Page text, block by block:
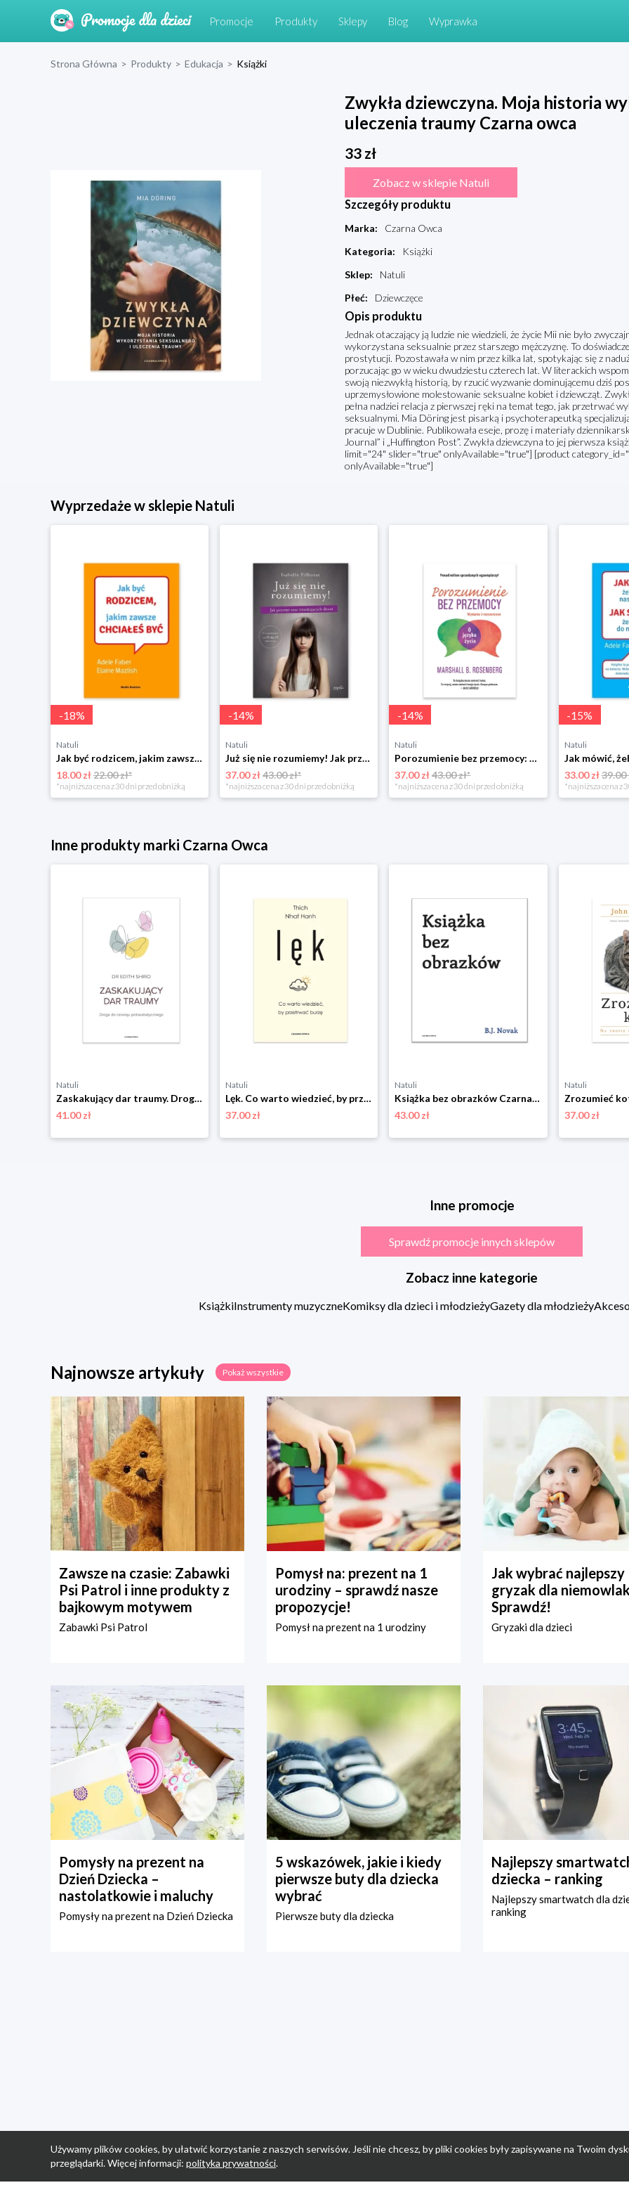
Promocje Produkty Sklepy Blog Wyprawka
Strona Główna > Produkty > Edukacja > Książki
Zwykła dziewczyna. Moja historia
uleczenia traumy Czarna owca
33zł
Zobacz w sklepie Natuli
Szczegóły produktu
Marka:
Czarna Owca
Kategoria:
Książki
Sklep:
Natuli
Płeć: Dziewczęce
Opis produktu
Jednak otaczający ją ludzie nie wiedzieli, że życie Mii nie było
wykorzystana seksualnie przez starszego mężczyznę. To
prostytucji. Pozostawała w nim przez kilka lat, spotykając się z
porzucając go w wieku dwudziestu czterech lat. W literackich
swoją niezwykłą historią, by rzucić wyzwanie dominującemu dziś
uprzemysłowione molestowanie seksualne kobiet i dziewcząt.
pełna nadziei relacja z pierwszej ręki na temat tego, jak przetrwać
seksualnymi. Mia Döring jest pisarką i psychoterapeutką
pracuje w Dublinie. Publikowała eseje, prozę i materiały
Journal” i „Huffington Post”. Zwykła dziewczyna to jej pierwsza
limit="24" slider="true" onlyAvailable="true"] [product
onlyAvailable="true"]
Wyprzedaże w sklepie Natuli
-18%
Natuli
Jak być rodzicem, jakim zawsze chciałeś być Media rodzina
18.00 zł22.00 zł*
*najniższa cena z 30 dni przed obniżką
-14%
Natuli
Już się nie rozumiemy! Jak przeżyć czas trzaskających drzwi Esprit
37.00 zł43.00 zł*
*najniższa cena z 30 dni przed obniżką
-14%
Natuli
Porozumienie bez przemocy: o języku życia Czarna owca
37.00 zł43.00 zł*
*najniższa cena z 30 dni przed obniżką
-15%
Natuli
33.00 zł39.00
*najniższa cena z
Inne produkty marki Czarna Owca
Natuli
Zaskakujący dar traumy. Droga do rozwoju potraumatycznego Czarna owca
41.00 zł
Natuli
Lęk. Co warto wiedzieć, by przetrwać burzę Czarna owca
37.00 zł
Natuli
Książka bez obrazków Czarna owca
43.00 zł
Natuli
37.00 zł
Inne promocje
Sprawdź promocje innych sklepów
Zobacz inne kategorie
KsiążkiInstrumenty muzyczneKomiksy dla dzieci i młodzieżyGazety dla młodzieży
Najnowsze artykuły Pokaż wszystkie
Zawsze na czasie: Zabawki
Psi Patrol i inne produkty z
bajkowym motywem
Zabawki Psi Patrol
Pomysł na: prezent na 1
urodziny – sprawdź nasze
propozycje!
Pomysł na prezent na 1 urodziny
Jak wybrać najlepszy
gryzak dla
Sprawdź!
Gryzaki dla dzieci
Pomysły na prezent na
Dzień Dziecka –
nastolatkowie i maluchy
Pomysły na prezent na Dzień Dziecka
5 wskazówek, jakie i kiedy
pierwsze buty dla dziecka
wybrać
Pierwsze buty dla dziecka
Najlepszy
dziecka – ranking
Najlepszy smartwatch dla
ranking
Używamy plików cookies, by ułatwić korzystanie z naszych serwisów. Jeśli nie chcesz, by pliki cookies były zapisywane na Twoim
przeglądarki. Więcej informacji: polityka prywatności.